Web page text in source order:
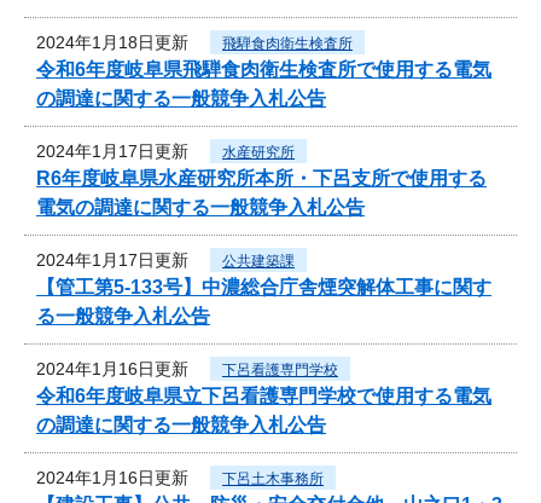
2024年1月18日更新 飛騨食肉衛生検査所
令和6年度岐阜県飛騨食肉衛生検査所で使用する電気
の調達に関する一般競争入札公告
2024年1月17日更新 水産研究所
R6年度岐阜県水産研究所本所・下呂支所で使用する
電気の調達に関する一般競争入札公告
2024年1月17日更新 公共建築課
【管工第5-133号】中濃総合庁舎煙突解体工事に関す
る一般競争入札公告
2024年1月16日更新 下呂看護専門学校
令和6年度岐阜県立下呂看護専門学校で使用する電気
の調達に関する一般競争入札公告
2024年1月16日更新 下呂土木事務所